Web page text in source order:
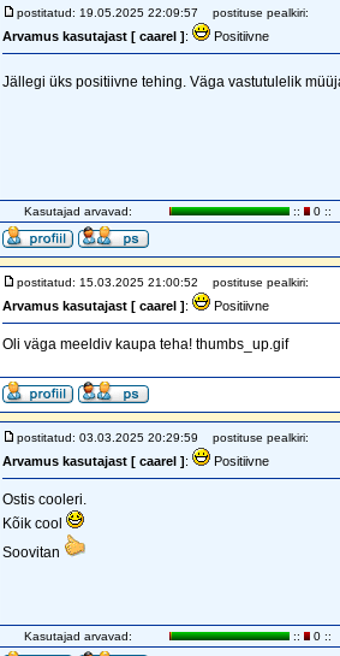
postitatud: 19.05.2025 22:09:57 postituse pealkiri:
Arvamus kasutajast [ caarel ]: Positiivne
Jällegi üks positiivne tehing. Väga vastutulelik
Kasutajad arvavad: :: 0 ::
postitatud: 15.03.2025 21:00:52 postituse pealkiri:
Arvamus kasutajast [ caarel ]: Positiivne
Oli väga meeldiv kaupa teha! thumbs_up.gif
postitatud: 03.03.2025 20:29:59 postituse pealkiri:
Arvamus kasutajast [ caarel ]: Positiivne
Ostis cooleri.
Kõik cool
Soovitan
Kasutajad arvavad: :: 0 ::